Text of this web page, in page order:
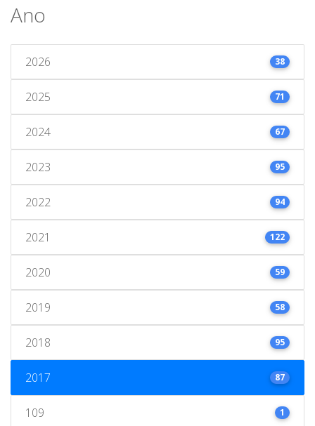
Ano
2026 38
2025 71
2024 67
2023 95
2022 94
2021 122
2020 59
2019 58
2018 95
2017 87
109 1